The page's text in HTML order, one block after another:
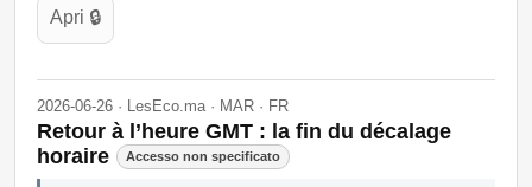
Apri 🔒
2026-06-26 · LesEco.ma · MAR · FR
Retour à l’heure GMT : la fin du décalage
horaire
Accesso non specificato